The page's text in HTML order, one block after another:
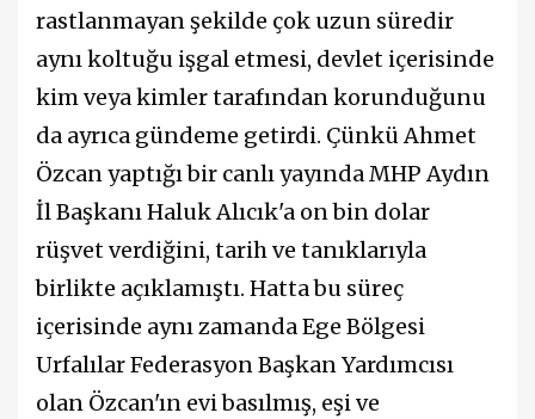
rastlanmayan şekilde çok uzun süredir
aynı koltuğu işgal etmesi, devlet içerisinde
kim veya kimler tarafından korunduğunu
da ayrıca gündeme getirdi. Çünkü Ahmet
Özcan yaptığı bir canlı yayında MHP Aydın
İl Başkanı Haluk Alıcık'a on bin dolar
rüşvet verdiğini, tarih ve tanıklarıyla
birlikte açıklamıştı. Hatta bu süreç
içerisinde aynı zamanda Ege Bölgesi
Urfalılar Federasyon Başkan Yardımcısı
olan Özcan'ın evi basılmış, eşi ve